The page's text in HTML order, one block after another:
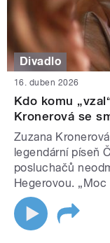
Divadlo
16. duben 2026
Kdo komu
Kronerová se
Zuzana
legendární píseň
posluchačů
Hegerovou. „Moc